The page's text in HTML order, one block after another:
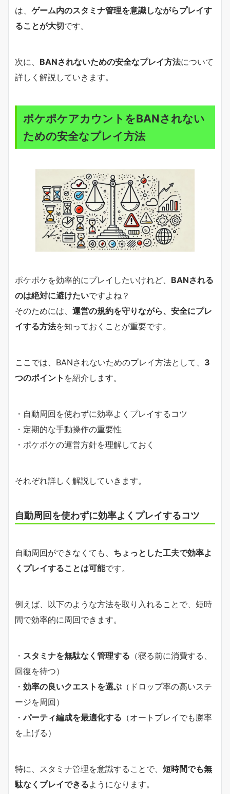
は、 ゲーム内のスタミナ管理を意識しながらプレイす
ることが大切です。
次に、 BANされないための安全なプレイ方法について
詳しく解説していきます。
ポケポケアカウントをBANされない
ための安全なプレイ方法
ポケポケを効率的にプレイしたいけれど、 BANされる
のは絶対に避けたいですよね？
そのためには、 運営の規約を守りながら、安全にプレ
イする方法を知っておくことが重要です。
ここでは、BANされないためのプレイ方法として、 3
つのポイント を紹介します。
・自動周回を使わずに効率よくプレイするコツ
・定期的な手動操作の重要性
・ポケポケの運営方針を理解しておく
それぞれ詳しく解説していきます。
自動周回を使わずに効率よくプレイするコツ
自動周回ができなくても、 ちょっとした工夫で効率よ
くプレイすることは可能です。
例えば、以下のような方法を取り入れることで、短時
間で効率的に周回できます。
・ スタミナを無駄なく管理する （寝る前に消費する、
回復を待つ）
・ 効率の良いクエストを選ぶ （ドロップ率の高いステ
ージを周回）
・パーティ編成を最適化する （オートプレイでも勝率
を上げる）
特に、スタミナ管理を意識することで、 短時間でも無
駄なくプレイできるようになります。